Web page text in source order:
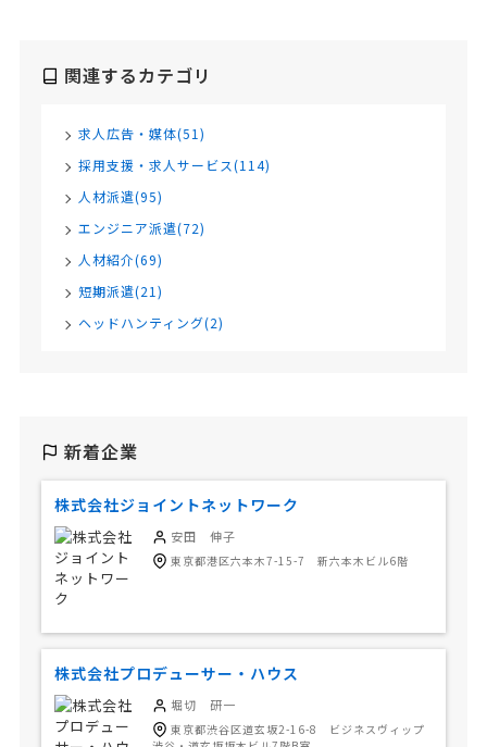
関連するカテゴリ
求人広告・媒体(51)
採用支援・求人サービス(114)
人材派遣(95)
エンジニア派遣(72)
人材紹介(69)
短期派遣(21)
ヘッドハンティング(2)
新着企業
株式会社ジョイントネットワーク
安田 伸子
東京都港区六本木7-15-7 新六本木ビル6階
株式会社プロデューサー・ハウス
堀切 研一
東京都渋谷区道玄坂2-16-8 ビジネスヴィップ